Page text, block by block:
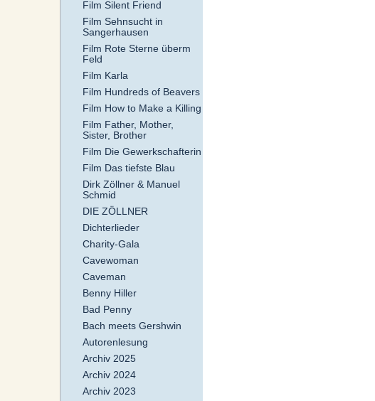
Film Silent Friend
Film Sehnsucht in
Sangerhausen
Film Rote Sterne überm
Feld
Film Karla
Film Hundreds of Beavers
Film How to Make a Killing
Film Father, Mother,
Sister, Brother
Film Die Gewerkschafterin
Film Das tiefste Blau
Dirk Zöllner & Manuel
Schmid
DIE ZÖLLNER
Dichterlieder
Charity-Gala
Cavewoman
Caveman
Benny Hiller
Bad Penny
Bach meets Gershwin
Autorenlesung
Archiv 2025
Archiv 2024
Archiv 2023